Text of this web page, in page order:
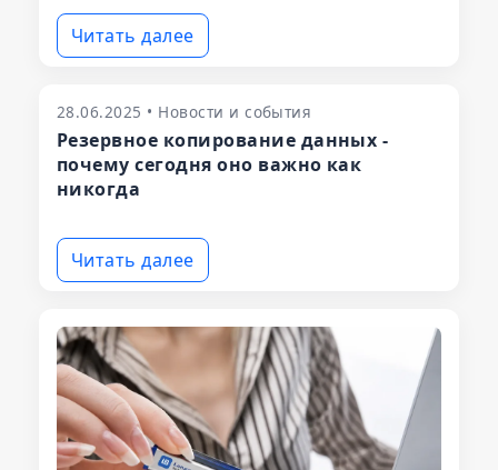
Читать далее
28.06.2025 • Новости и события
Резервное копирование данных -
почему сегодня оно важно как
никогда
Читать далее